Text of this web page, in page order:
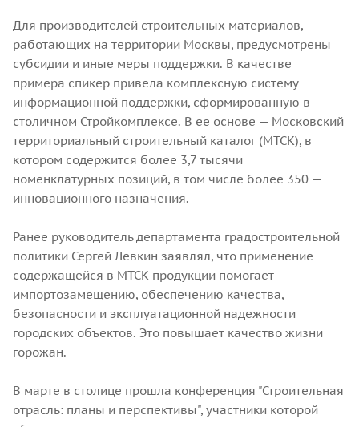
Для производителей строительных материалов,
работающих на территории Москвы, предусмотрены
субсидии и иные меры поддержки. В качестве
примера спикер привела комплексную систему
информационной поддержки, сформированную в
столичном Стройкомплексе. В ее основе — Московский
территориальный строительный каталог (МТСК), в
котором содержится более 3,7 тысячи
номенклатурных позиций, в том числе более 350 —
инновационного назначения.
Ранее руководитель департамента градостроительной
политики Сергей Левкин заявлял, что применение
содержащейся в МТСК продукции помогает
импортозамещению, обеспечению качества,
безопасности и эксплуатационной надежности
городских объектов. Это повышает качество жизни
горожан.
В марте в столице прошла конференция "Строительная
отрасль: планы и перспективы", участники которой